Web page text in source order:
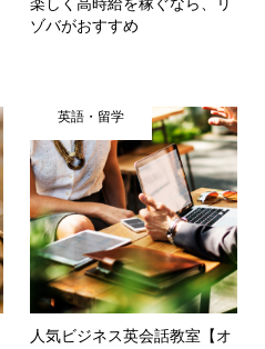
ゾバがおすすめ
英語・留学
人気ビジネス英会話教室【オ